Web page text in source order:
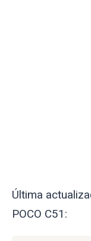
Última
POCO C51: